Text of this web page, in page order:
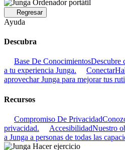
Regresar
Ayuda
Descubra
Base De ConocimientosDescubre
a tu experiencia Junga.
Conectar
aprovechar Junga para mejorar tus
Recursos
Compromiso De Privacidad
privacidad.
AccesibilidadNuestro
a Junga a personas de todas las